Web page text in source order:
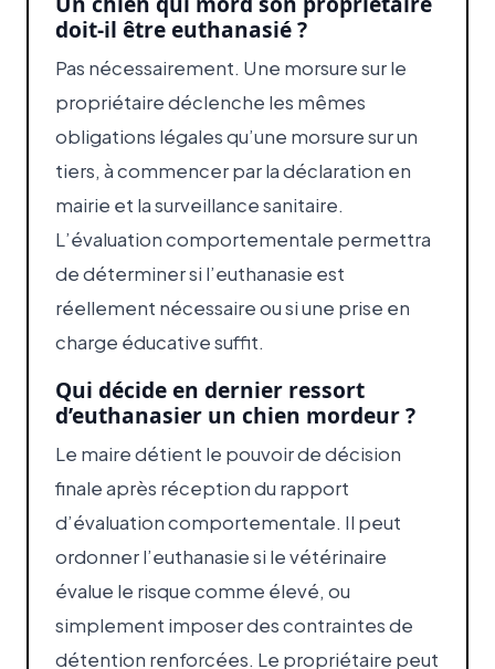
doit-il être euthanasié ?
Pas nécessairement. Une morsure sur le
propriétaire déclenche les mêmes
obligations légales qu’une morsure sur un
tiers, à commencer par la déclaration en
mairie et la surveillance sanitaire.
L’évaluation comportementale permettra
de déterminer si l’euthanasie est
réellement nécessaire ou si une prise en
charge éducative suffit.
Qui décide en dernier ressort
d’euthanasier un chien mordeur ?
Le maire détient le pouvoir de décision
finale après réception du rapport
d’évaluation comportementale. Il peut
ordonner l’euthanasie si le vétérinaire
évalue le risque comme élevé, ou
simplement imposer des contraintes de
détention renforcées. Le propriétaire peut